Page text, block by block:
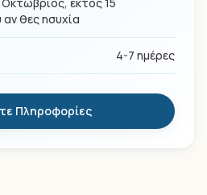
θες ησυχία
4-7 ημέρες
Πληροφορίες